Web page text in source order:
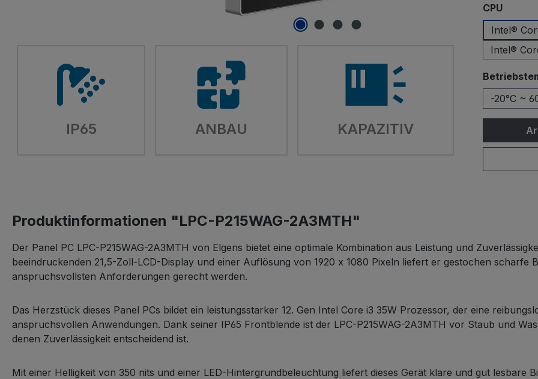
IP65 ANBAU KAPAZITIV
CPU
Intel®
Intel®
-20°C ~
Produktinformationen "LPC-P215WAG-2A3MTH"
Der Panel PC LPC-P215WAG-2A3MTH von Elgens bietet eine optimale Kombination aus Leistung und
beeindruckenden 21,5-Zoll-LCD-Display und einer Auflösung von 1920 x 1080 Pixeln liefert er gestochen scharfe
anspruchsvollsten Anforderungen gerecht werden.
Das Herzstück dieses Panel PCs bildet ein leistungsstarker 12. Gen Intel Core i3 35W Prozessor, der eine
anspruchsvollen Anwendungen. Dank seiner IP65 Frontblende ist der LPC-P215WAG-2A3MTH vor Staub und
denen Zuverlässigkeit entscheidend ist.
Mit einer Helligkeit von 350 nits und einer LED-Hintergrundbeleuchtung liefert dieses Gerät klare und gut lesbare